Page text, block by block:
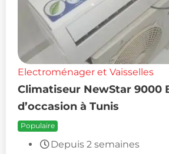
Electroménager et Vaisselles
Climatiseur NewStar 9000
d’occasion à Tunis
Populaire
Depuis 2 semaines